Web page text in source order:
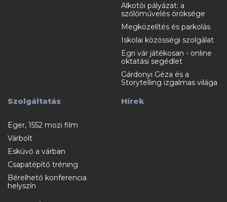
Alkotói pályázat: a
szőlőművelés öröksége
Megközelítés és parkolás
Iskolai közösségi szolgálat
Egri vár játékosan - online
oktatási segédlet
Gárdonyi Géza és a
Storytelling izgalmas világa
Szolgáltatás
Eger, 1552 mozi film
Várbolt
Esküvő a várban
Csapatépítő tréning
Bérelhető konferencia
helyszín
Hírek